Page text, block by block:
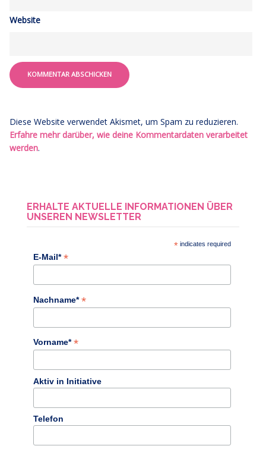
Website
Diese Website verwendet Akismet, um Spam zu reduzieren.
Erfahre mehr darüber, wie deine Kommentardaten verarbeitet
werden.
ERHALTE AKTUELLE INFORMATIONEN ÜBER
UNSEREN NEWSLETTER
* indicates required
E-Mail**
Nachname**
Vorname**
Aktiv in Initiative
Telefon